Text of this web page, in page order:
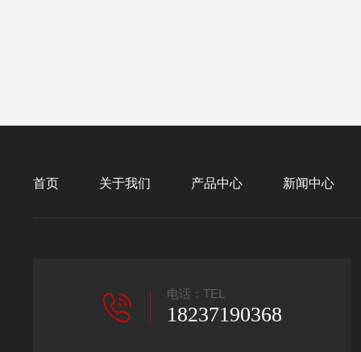
首页 关于我们 产品中心 新闻中心
电话：TEL
18237190368